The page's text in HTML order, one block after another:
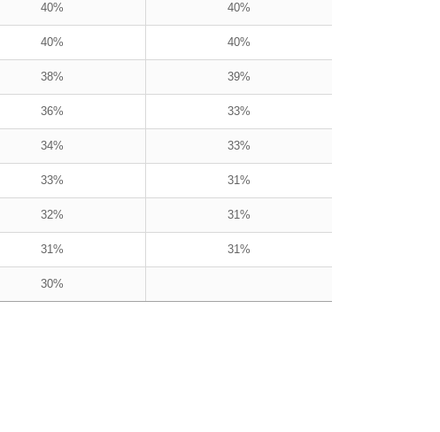
40% 40%
40% 40%
38% 39%
36% 33%
34% 33%
33% 31%
32% 31%
31% 31%
30%